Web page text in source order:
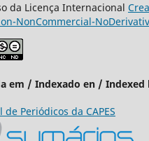
da Licença Internacional
NonCommercial-
em / Indexado en / Indexed